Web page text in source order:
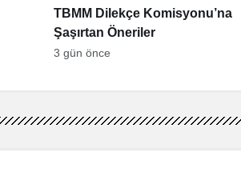
TBMM Dilekçe Komisyonu’na
Şaşırtan Öneriler
3 gün önce